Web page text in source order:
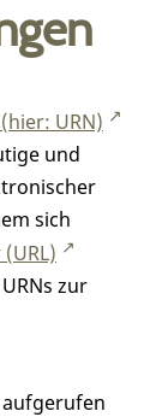
URN)
und
sich
zur